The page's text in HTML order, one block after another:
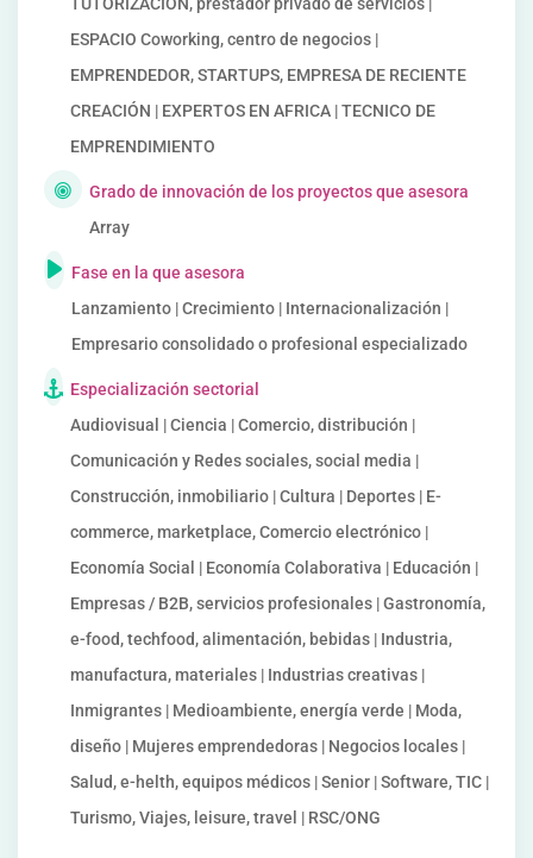
ESPACIO Coworking, centro de negocios |
EMPRENDEDOR, STARTUPS, EMPRESA DE RECIENTE
CREACIÓN | EXPERTOS EN AFRICA | TECNICO DE
EMPRENDIMIENTO
Grado de innovación de los proyectos que asesora
Array
Fase en la que asesora
Lanzamiento | Crecimiento | Internacionalización |
Empresario consolidado o profesional especializado
Especialización sectorial
Audiovisual | Ciencia | Comercio, distribución |
Comunicación y Redes sociales, social media |
Construcción, inmobiliario | Cultura | Deportes | E-
commerce, marketplace, Comercio electrónico |
Economía Social | Economía Colaborativa | Educación |
Empresas / B2B, servicios profesionales | Gastronomía,
e-food, techfood, alimentación, bebidas | Industria,
manufactura, materiales | Industrias creativas |
Inmigrantes | Medioambiente, energía verde | Moda,
diseño | Mujeres emprendedoras | Negocios locales |
Salud, e-helth, equipos médicos | Senior | Software, TIC |
Turismo, Viajes, leisure, travel | RSC/ONG